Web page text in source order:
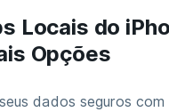
Locais do
Opções
dados seguros com